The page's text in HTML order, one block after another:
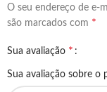
O seu endereço de e-
são marcados com *
Sua avaliação *
Sua avaliação sobre o